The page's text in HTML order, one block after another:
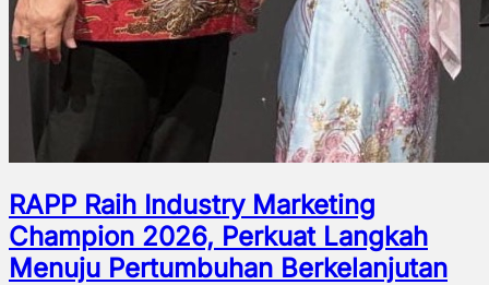
RAPP Raih Industry Marketing
Champion 2026, Perkuat Langkah
Menuju Pertumbuhan Berkelanjutan